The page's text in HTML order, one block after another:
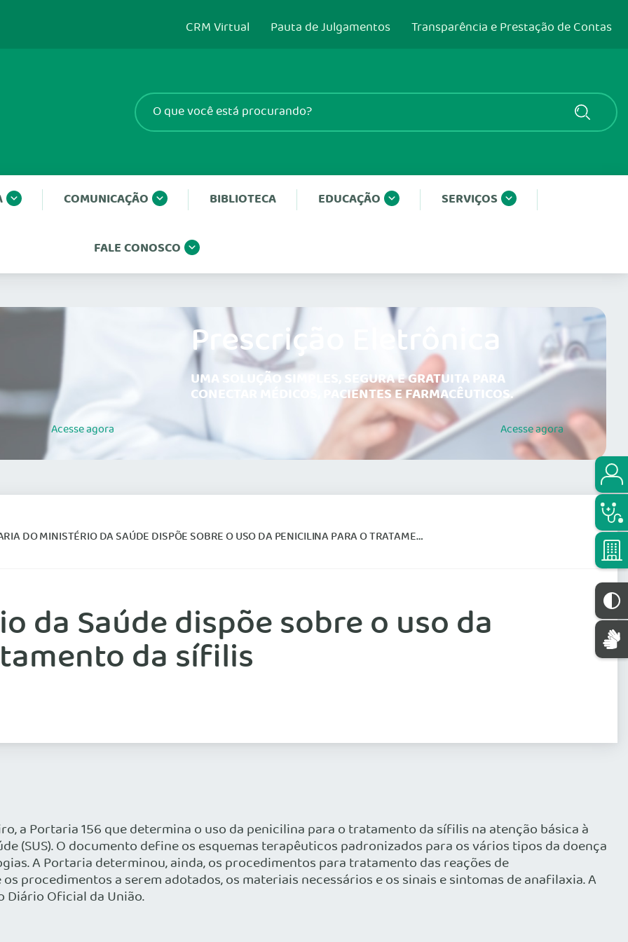
CRM Virtual Pauta de Julgamentos Transparência e Prestação de Contas
COMUNICAÇÃO BIBLIOTECA EDUCAÇÃO SERVIÇOS
FALE CONOSCO
Acesseagora
Prescrição Eletrônica
UMA SOLUÇÃO SIMPLES, SEGURA E GRATUITA PARA
CONECTAR MÉDICOS, PACIENTES E FARMACÊUTICOS.
Acesseagora
DO MINISTÉRIO DA SAÚDE DISPÕE SOBRE O USO DA PENICILINA PARA O TRATAMENTO DA SÍFILIS
da Saúde dispõe sobre o uso da
da sífilis
a Portaria 156 que determina o uso da penicilina para o tratamento da sífilis na atenção básica à
(SUS). O documento define os esquemas terapêuticos padronizados para os vários tipos da doença
A Portaria determinou, ainda, os procedimentos para tratamento das reações de
procedimentos a serem adotados, os materiais necessários e os sinais e sintomas de anafilaxia. A
Oficial da União.